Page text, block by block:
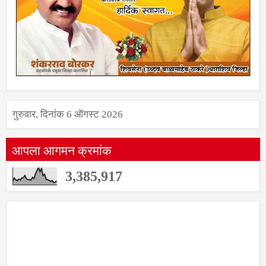
गुरुवार, दिनांक 6 ऑगस्ट 2026
आपला आगमन क्रमांक
3,385,917